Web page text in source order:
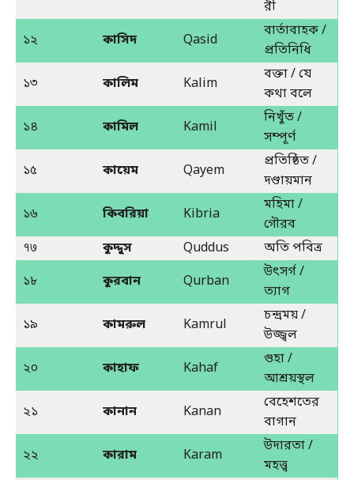
রী
১২
কাসিদ Qasid
বার্তাবাহক /
প্রতিনিধি
১৩
কালিম Kalim
বক্তা / যে
কথা বলে
১৪
কামিল Kamil
নিখুঁত /
সম্পূর্ণ
১৫
কায়েম Qayem
প্রতিষ্ঠিত /
দণ্ডায়মান
১৬
কিবরিয়া Kibria
মহিমা /
গৌরব
१७
কুদ্দুস Quddus
অতি পবিত্র
১৮
কুরবান Qurban
উৎসর্গ /
ত্যাগ
১৯
কামরুল Kamrul
চন্দ্রময় /
উজ্জ্বল
২০
কাহাফ Kahaf
গুহা /
আশ্রয়স্থল
২১
কানান Kanan
বেহেশতের
বাগান
২২
কারাম Karam
উদারতা /
মহত্ত্ব